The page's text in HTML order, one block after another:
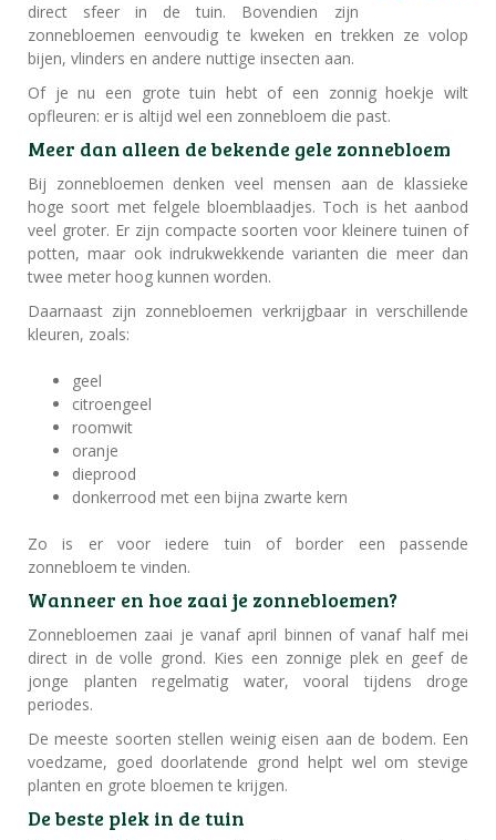
direct sfeer in de tuin. Bovendien zijn
zonnebloemen eenvoudig te kweken en trekken ze volop
bijen, vlinders en andere nuttige insecten aan.
Of je nu een grote tuin hebt of een zonnig hoekje wilt
opfleuren: er is altijd wel een zonnebloem die past.
Meer dan alleen de bekende gele zonnebloem
Bij zonnebloemen denken veel mensen aan de klassieke
hoge soort met felgele bloemblaadjes. Toch is het aanbod
veel groter. Er zijn compacte soorten voor kleinere tuinen of
potten, maar ook indrukwekkende varianten die meer dan
twee meter hoog kunnen worden.
Daarnaast zijn zonnebloemen verkrijgbaar in verschillende
kleuren, zoals:
geel
citroengeel
roomwit
oranje
dieprood
donkerrood met een bijna zwarte kern
Zo is er voor iedere tuin of border een passende
zonnebloem te vinden.
Wanneer en hoe zaai je zonnebloemen?
Zonnebloemen zaai je vanaf april binnen of vanaf half mei
direct in de volle grond. Kies een zonnige plek en geef de
jonge planten regelmatig water, vooral tijdens droge
periodes.
De meeste soorten stellen weinig eisen aan de bodem. Een
voedzame, goed doorlatende grond helpt wel om stevige
planten en grote bloemen te krijgen.
De beste plek in de tuin